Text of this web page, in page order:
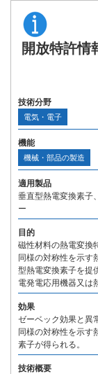
開放特許情
技術分野
電気・電子
機能
機械・部品の製造
適用製品
垂直型熱電変換素子
ー
目的
磁性材料の熱電変換
同様の対称性を示す
型熱電変換素子を提
電発電応用機器又は
効果
ゼーベック効果と異
同様の対称性を示す
素子が得られる。
技術概要